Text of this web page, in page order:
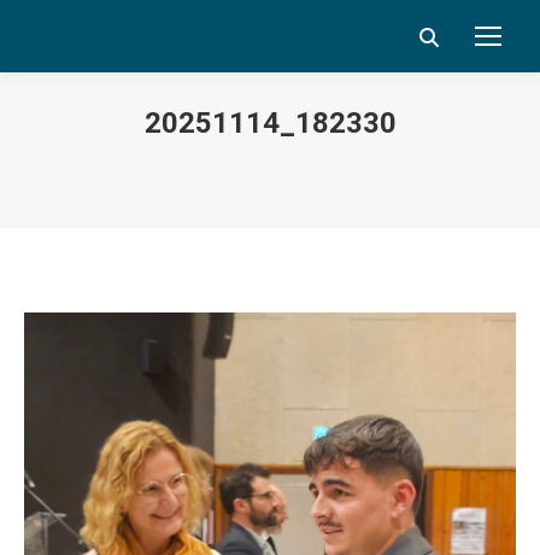
Search:
20251114_182330